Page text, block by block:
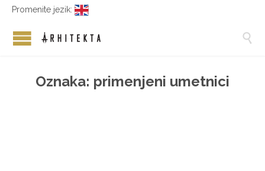
Promenite jezik:

Oznaka: primenjeni umetnici